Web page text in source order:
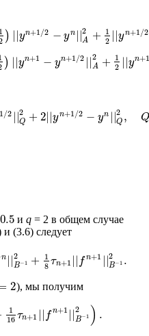
1 ) yn+1/2 − yn ||2
A + 1
2
||yn+1/2
) ||yn+1 − yn+1/2 ||2
A + 1
2 ||yn+1
/2 ||2
Q + 2 ||yn+1/2 − yn ||2
Q , Q
0.5и q= 2 в общем случае
(3.6) следует
n ||2
B−1 +
1
8 τn+1 || f n+1 ||2
B−1 .
2), мы получим
1
16 τn+1 || f n+1 ||2
B−1 ) .